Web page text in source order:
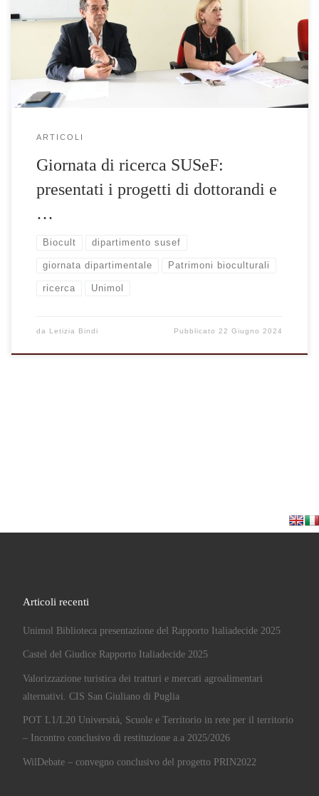
professoressa Letizia Bindi. Si è tenuta mercoledì 19 giugno
2024 la prima giornata dipartimentale organizzata dal
Dipartimento di Scienze Umanistiche, […]
ARTICOLI
Giornata di ricerca SUSeF:
presentati i progetti di dottorandi e
…
Biocult dipartimento susef
giornata dipartimentale Patrimoni bioculturali
ricerca Unimol
da Letizia Bindi Pubblicato22 Giugno 2024
Articoli recenti
Unimol Biblioteca presentazione del Rapporto Italiadecide 2025
Castel del Giudice Rapporto Italiadecide 2025
Valorizzazione turistica dei tratturi e mercati agroalimentari
alternativi. CIS San Giuliano di Puglia
POT L1/L20 Università, Scuole e Territorio in rete per il territorio
– Incontro conclusivo di restituzione a.a 2025/2026
WilDebate – convegno conclusivo del progetto PRIN2022